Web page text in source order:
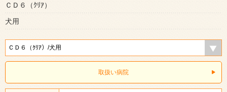
ＣＤ６（ｸﾘｱ）
犬用
取扱い病院